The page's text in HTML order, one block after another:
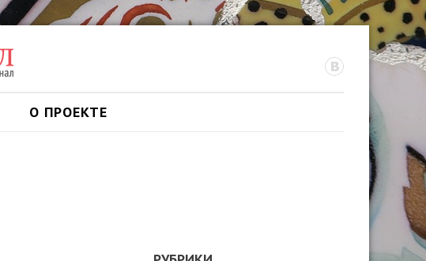
О ПРОЕКТЕ